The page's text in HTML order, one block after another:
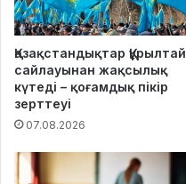
Қазақстандықтар Құрылтай
сайлауынан жақсылық
күтеді – қоғамдық пікір
зерттеуі
07.08.2026